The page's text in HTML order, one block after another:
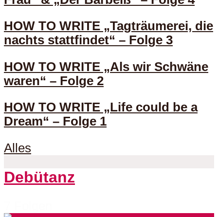
HOW TO WRITE „Tagträumerei, die
nachts stattfindet“ – Folge 3
HOW TO WRITE „Als wir Schwäne
waren“ – Folge 2
HOW TO WRITE „Life could be a
Dream“ – Folge 1
Alles
Debütanz